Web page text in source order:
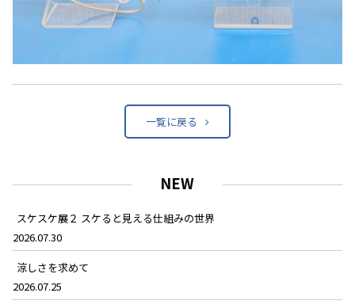
一覧に戻る
NEW
スケスケ展２ スケると見える仕組みの世界
2026.07.30
涼しさを求めて
2026.07.25